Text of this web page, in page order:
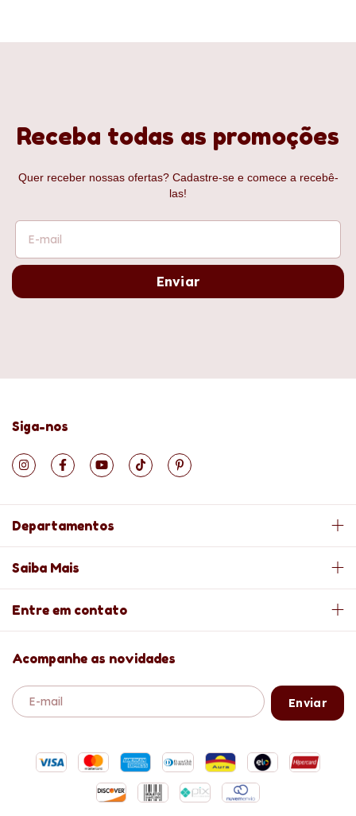
Receba todas as promoções
Quer receber nossas ofertas? Cadastre-se e comece a recebê-
las!
Siga-nos
Departamentos
Saiba Mais
Entre em contato
Acompanhe as novidades